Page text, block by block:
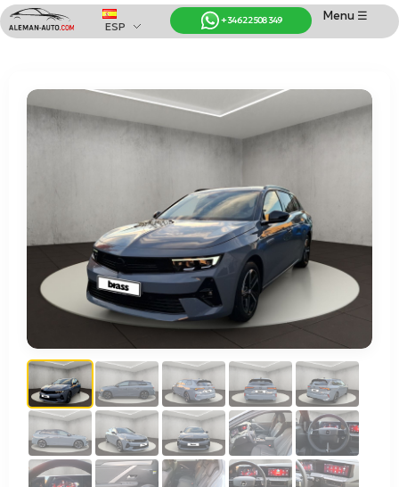
Coches de Alemania
Importación de Coches de Alemania
Menu ☰
+34 622 508 349
ESP